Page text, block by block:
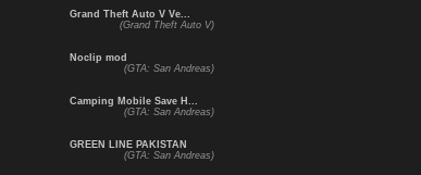
Grand Theft Auto V Ve...
(Grand Theft Auto V)
Noclip mod
(GTA: San Andreas)
Camping Mobile Save H...
(GTA: San Andreas)
GREEN LINE PAKISTAN
(GTA: San Andreas)